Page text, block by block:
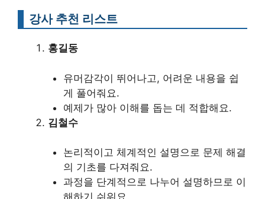
강사 추천 리스트
홍길동
유머감각이 뛰어나고, 어려운 내용을 쉽
게 풀어줘요.
예제가 많아 이해를 돕는 데 적합해요.
김철수
논리적이고 체계적인 설명으로 문제 해결
의 기초를 다져줘요.
과정을 단계적으로 나누어 설명하므로 이
해하기 쉬워요.